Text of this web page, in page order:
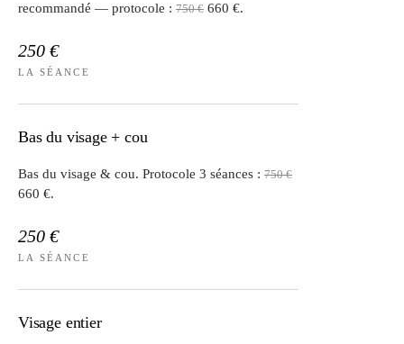
recommandé — protocole : 750 € 660 €.
250 €
LA SÉANCE
Bas du visage + cou
Bas du visage & cou. Protocole 3 séances : 750 €
660 €.
250 €
LA SÉANCE
Visage entier